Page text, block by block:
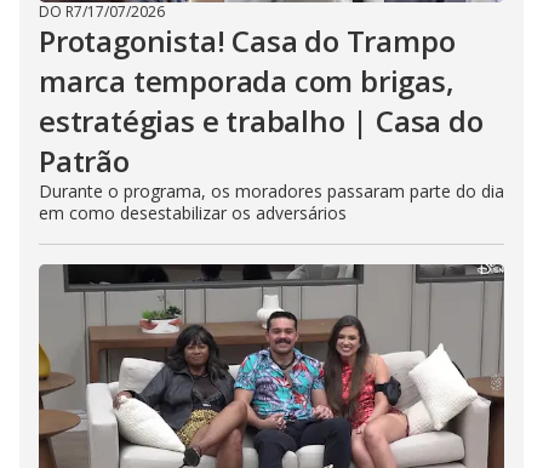
DO R7/17/07/2026
Protagonista! Casa do Trampo
marca temporada com brigas,
estratégias e trabalho | Casa do
Patrão
Durante o programa, os moradores passaram parte do dia
em como desestabilizar os adversários